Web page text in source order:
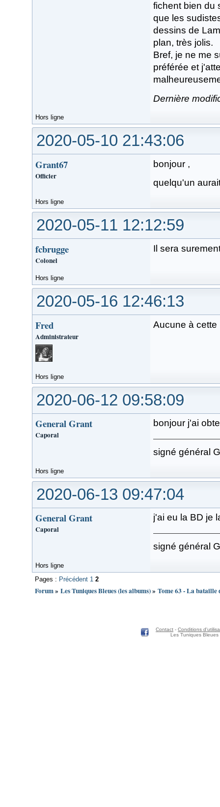
fichent bien du
que les
dessins de
plan, très jolis.
Bref, je ne me
préférée et
Dernière
Hors ligne
2020-05-10 21:43:06
Grant67
Officier
bonjour ,
quelqu'un
Hors ligne
2020-05-11 12:12:59
fcbrugge
Colonel
Il sera
Hors ligne
2020-05-16 12:46:13
Fred
Administrateur
Aucune à cette
Hors ligne
2020-06-12 09:58:09
General Grant
Caporal
bonjour j'ai
signé général
Hors ligne
2020-06-13 09:47:04
General Grant
Caporal
j'ai eu la BD je
signé général
Hors ligne
Pages : Précédent 1 2
Forum» Les Tuniques Bleues (les albums)» Tome 63 - La bataille
Contact - Conditions
Les Tuniques